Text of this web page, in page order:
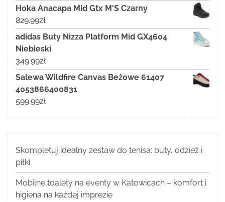
Hoka Anacapa Mid Gtx M'S Czarny
829.99zł
adidas Buty Nizza Platform Mid GX4604
Niebieski
349.99zł
Salewa Wildfire Canvas Beżowe 61407
4053866400831
599.99zł
Skompletuj idealny zestaw do tenisa: buty, odzież i
piłki
Mobilne toalety na eventy w Katowicach – komfort i
higiena na każdej imprezie